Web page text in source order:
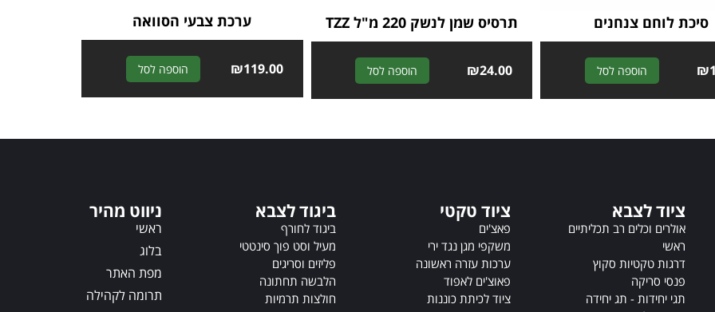
סיכת לוחם צנחנים
₪ הוספה לסל
t
r
v
תרסיס שמן לנשק 220 מ"ל TZZ
₪24.00 הוספה לסל
l
t
r
ערכת צבעי הסוואה
₪119.00 הוספה לסל
r
i
ציוד לצבא
אולרים וכלים רב תכליתיים
ראשי
דרגות טקטיות סקוץ
פנסי סריקה
תגי יחידות - תג יחידה
ציוד טקטי
פאצ'ים
משקפי מגן נגד ירי
ערכות עזרה ראשונה
פאוצ'ים לאפוד
ציוד לכיתת כוננות
ביגוד לצבא
ביגוד לחורף
מעיל וסט פוך סינטטי
פליזים וסריגים
הלבשה תחתונה
חולצות תרמיות
ניווט מהיר
ראשי
בלוג
מפת האתר
תרומה לקהילה